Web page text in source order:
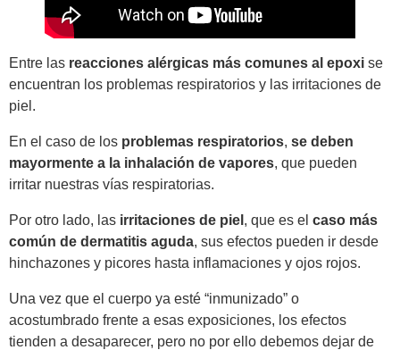
Entre las reacciones alérgicas más comunes al epoxi se
encuentran los problemas respiratorios y las irritaciones de
piel.
En el caso de los problemas respiratorios, se deben
mayormente a la inhalación de vapores, que pueden
irritar nuestras vías respiratorias.
Por otro lado, las irritaciones de piel , que es el caso más
común de dermatitis aguda, sus efectos pueden ir desde
hinchazones y picores hasta inflamaciones y ojos rojos.
Una vez que el cuerpo ya esté “inmunizado” o
acostumbrado frente a esas exposiciones, los efectos
tienden a desaparecer, pero no por ello debemos dejar de